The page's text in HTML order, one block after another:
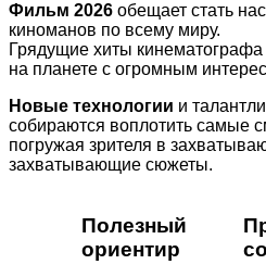
Фильм 2026 обещает стать
киноманов по всему миру.
Грядущие хиты
на планете с огромным
Новые технологии и
собираются воплотить самые
погружая зрителя в
захватывающие сюжеты.
Полезный
ориентир